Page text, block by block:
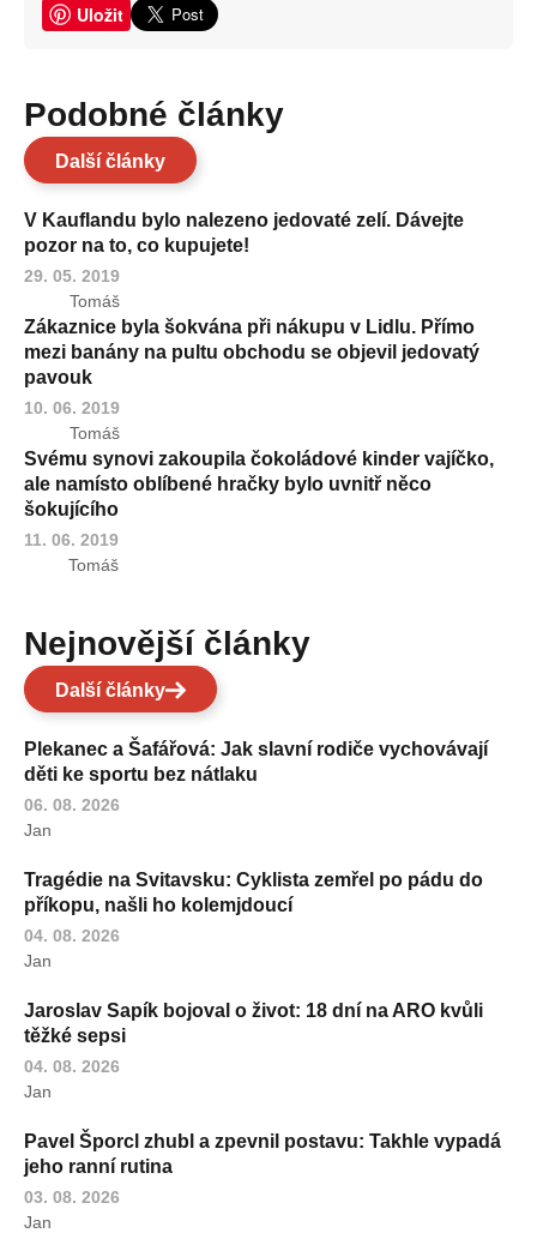
Uložit
Podobné články
Další články
V Kauflandu bylo nalezeno jedovaté zelí. Dávejte
pozor na to, co kupujete!
29. 05. 2019
Tomáš
Zákaznice byla šokvána při nákupu v Lidlu. Přímo
mezi banány na pultu obchodu se objevil jedovatý
pavouk
10. 06. 2019
Tomáš
Svému synovi zakoupila čokoládové kinder vajíčko,
ale namísto oblíbené hračky bylo uvnitř něco
šokujícího
11. 06. 2019
Tomáš
Nejnovější články
Další články
Plekanec a Šafářová: Jak slavní rodiče vychovávají
děti ke sportu bez nátlaku
06. 08. 2026
Jan
Tragédie na Svitavsku: Cyklista zemřel po pádu do
příkopu, našli ho kolemjdoucí
04. 08. 2026
Jan
Jaroslav Sapík bojoval o život: 18 dní na ARO kvůli
těžké sepsi
04. 08. 2026
Jan
Pavel Šporcl zhubl a zpevnil postavu: Takhle vypadá
jeho ranní rutina
03. 08. 2026
Jan